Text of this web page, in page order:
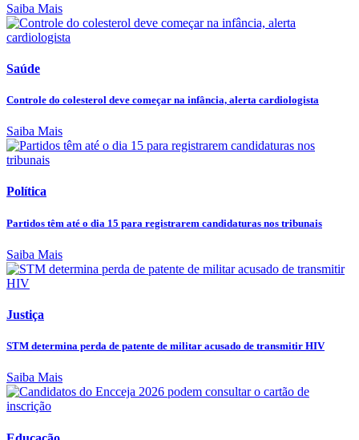
Saiba Mais
Saúde
Controle do colesterol deve começar na infância, alerta cardiologista
Saiba Mais
Política
Partidos têm até o dia 15 para registrarem candidaturas nos tribunais
Saiba Mais
Justiça
STM determina perda de patente de militar acusado de transmitir HIV
Saiba Mais